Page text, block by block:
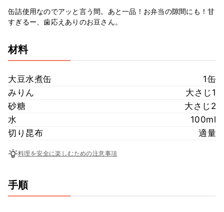
缶詰使用なのでアッと言う間。あと一品！お弁当の隙間にも！甘
すぎるー、歯応えありのお豆さん。
材料
大豆水煮缶
1缶
みりん
大さじ1
砂糖
大さじ2
水
100ml
切り昆布
適量
料理を安全に楽しむための注意事項
手順